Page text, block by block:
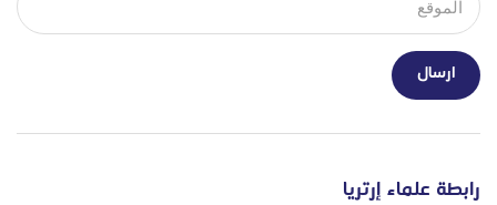
رابطة علماء إرتريا